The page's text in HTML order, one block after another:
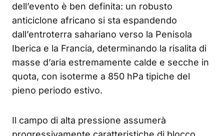
dell’evento è ben definita: un robusto
anticiclone africano si sta espandendo
dall’entroterra sahariano verso la Penisola
Iberica e la Francia, determinando la risalita di
masse d’aria estremamente calde e secche in
quota, con isoterme a 850 hPa tipiche del
pieno periodo estivo.
Il campo di alta pressione assumerà